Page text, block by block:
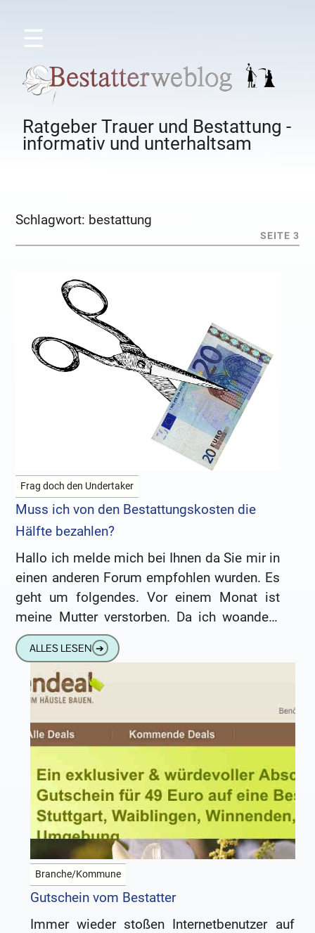
☰
Ratgeber Trauer und Bestattung -
informativ und unterhaltsam
Schlagwort: bestattung
SEITE 3
Frag doch den Undertaker
Muss ich von den Bestattungskosten die
Hälfte bezahlen?
Hallo ich melde mich bei Ihnen da Sie mir in
einen anderen Forum empfohlen wurden. Es
geht um folgendes. Vor einem Monat ist
meine Mutter verstorben. Da ich woanders
wohne,
ALLES LESEN ➔
Branche/Kommune
Gutschein vom Bestatter
Immer wieder stoßen Internetbenutzer auf